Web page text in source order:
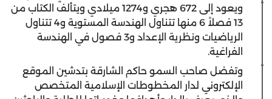
ويعود إلى 672 هجري و1274 ميلادي ويتألف الكتاب من
13 فصلاً 6 منها تتناول الهندسة المستوية و4 تتناول
الرياضيات ونظرية الإعداد و3 فصول في الهندسة
الفراغية.
وتفضل صاحب السمو حاكم الشارقة بتدشين الموقع
الإلكتروني لدار المخطوطات الإسلامية المتخصص